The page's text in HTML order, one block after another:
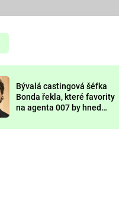
Prima LAJK
Sledujte nás
Bývalá castingová šéfka
Bonda řekla, které favority
na agenta 007 by hned